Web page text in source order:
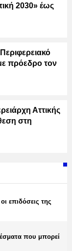
2030» έως
πρόεδρο τον
Αττικής
στη
επιδόσεις της
που μπορεί